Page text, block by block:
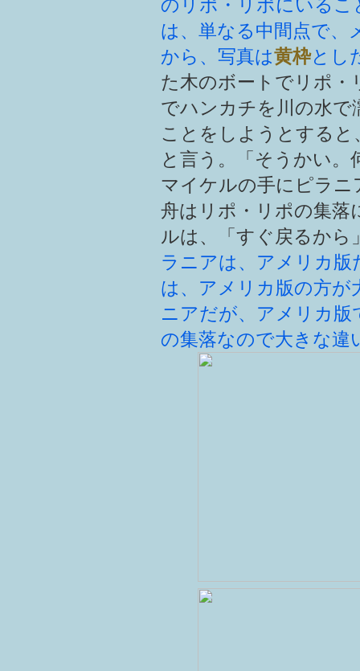
のリポ・リポにいる
は、単なる中間点で、
から、写真は黄枠とし
た木のボートでリポ
でハンカチを川の水で
ことをしようとする
と言う。「そうかい。
マイケルの手にピラ
舟はリポ・リポの集落
ルは、「すぐ戻るから
ラニアは、アメリカ
は、アメリカ版の方が
ニアだが、アメリカ
の集落なので大きな違